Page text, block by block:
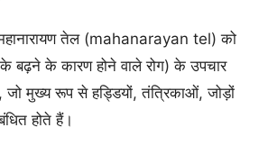
तेल (mahanarayan tel) को
के बढ़ने के कारण होने वाले रोग) के उपचार
जो मुख्य रूप से हड्डियों, तंत्रिकाओं, जोड़ों
होते हैं।